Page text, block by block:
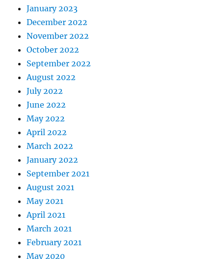
January 2023
December 2022
November 2022
October 2022
September 2022
August 2022
July 2022
June 2022
May 2022
April 2022
March 2022
January 2022
September 2021
August 2021
May 2021
April 2021
March 2021
February 2021
May 2020